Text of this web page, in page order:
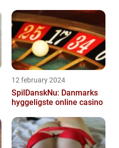
12 february 2024
SpilDanskNu: Danmarks
hyggeligste online casino